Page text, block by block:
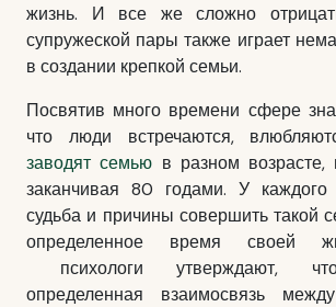
жизнь. И все же сложно
супружеской пары также играет
в создании крепкой семьи.
Посвятив много времени сфере
что люди встречаются,
заводят семью в разном
заканчивая 80 годами. У каждого
судьба и причины совершить такой
определенное время своей
психологи утверждают,
определенная взаимосвязь